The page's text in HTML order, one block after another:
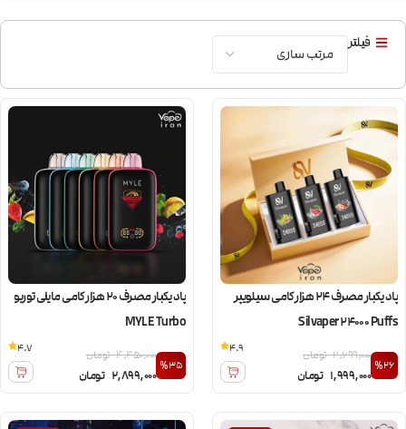
فیلتر
پاد یکبار مصرف 24 هزار کامی سیلویپر
Silvaper 24000 Puffs
%26
2,699,000 تومان
1,999,000 تومان
4.9
پاد یکبار مصرف ۲۰ هزار کامی مایلی توربو
MYLE Turbo
%35
4,450,000 تومان
2,899,000 تومان
4.7